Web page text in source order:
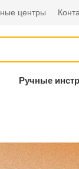
центры
Ручные